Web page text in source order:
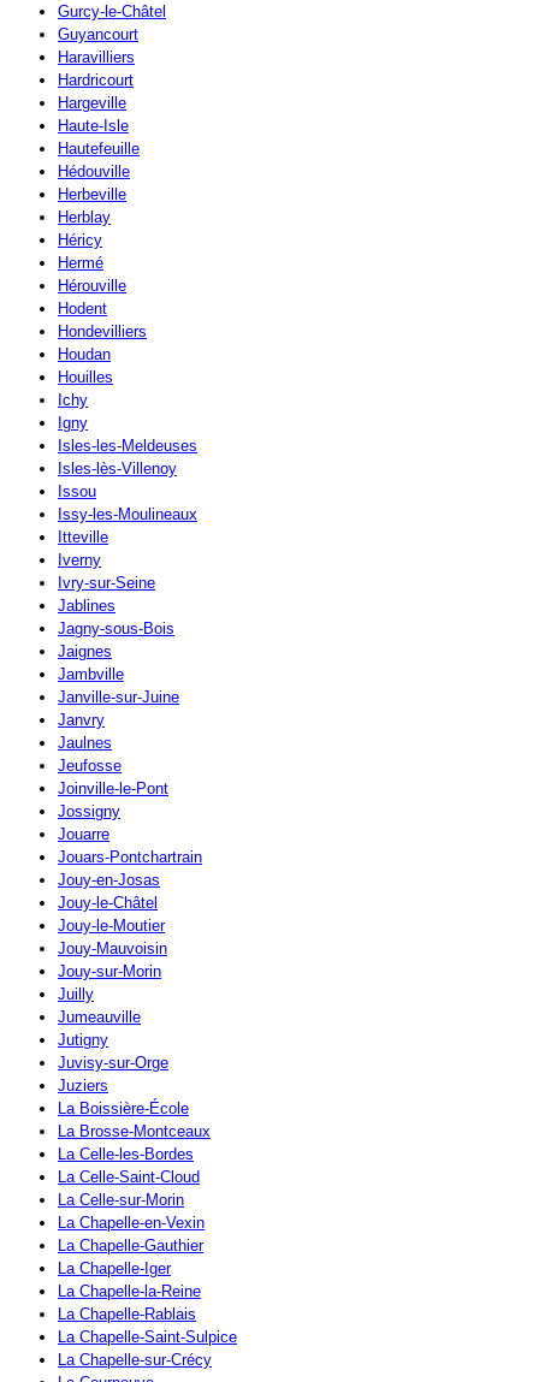
Gurcy-le-Châtel
Guyancourt
Haravilliers
Hardricourt
Hargeville
Haute-Isle
Hautefeuille
Hédouville
Herbeville
Herblay
Héricy
Hermé
Hérouville
Hodent
Hondevilliers
Houdan
Houilles
Ichy
Igny
Isles-les-Meldeuses
Isles-lès-Villenoy
Issou
Issy-les-Moulineaux
Itteville
Iverny
Ivry-sur-Seine
Jablines
Jagny-sous-Bois
Jaignes
Jambville
Janville-sur-Juine
Janvry
Jaulnes
Jeufosse
Joinville-le-Pont
Jossigny
Jouarre
Jouars-Pontchartrain
Jouy-en-Josas
Jouy-le-Châtel
Jouy-le-Moutier
Jouy-Mauvoisin
Jouy-sur-Morin
Juilly
Jumeauville
Jutigny
Juvisy-sur-Orge
Juziers
La Boissière-École
La Brosse-Montceaux
La Celle-les-Bordes
La Celle-Saint-Cloud
La Celle-sur-Morin
La Chapelle-en-Vexin
La Chapelle-Gauthier
La Chapelle-Iger
La Chapelle-la-Reine
La Chapelle-Rablais
La Chapelle-Saint-Sulpice
La Chapelle-sur-Crécy